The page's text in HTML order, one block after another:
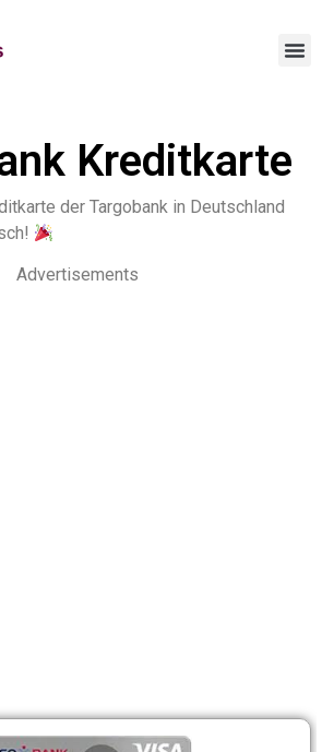
Kreditkarte
der Targobank in Deutschland
Advertisements